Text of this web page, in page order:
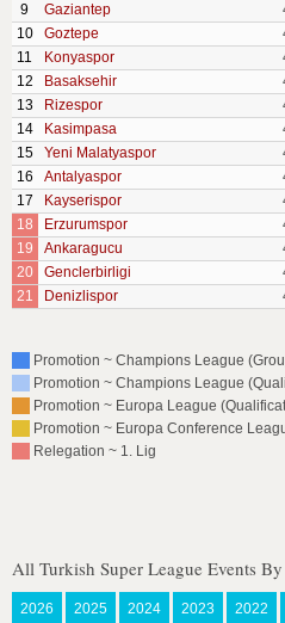
9
Gaziantep
10
Goztepe
11
Konyaspor
12
Basaksehir
13
Rizespor
14
Kasimpasa
15
Yeni Malatyaspor
16
Antalyaspor
17
Kayserispor
18
Erzurumspor
19
Ankaragucu
20
Genclerbirligi
21
Denizlispor
Promotion ~ Champions League
Promotion ~ Champions League
Promotion ~ Europa League
Promotion ~ Europa Conference
Relegation ~ 1. Lig
All Turkish Super League Events By
2026 2025 2024 2023 2022